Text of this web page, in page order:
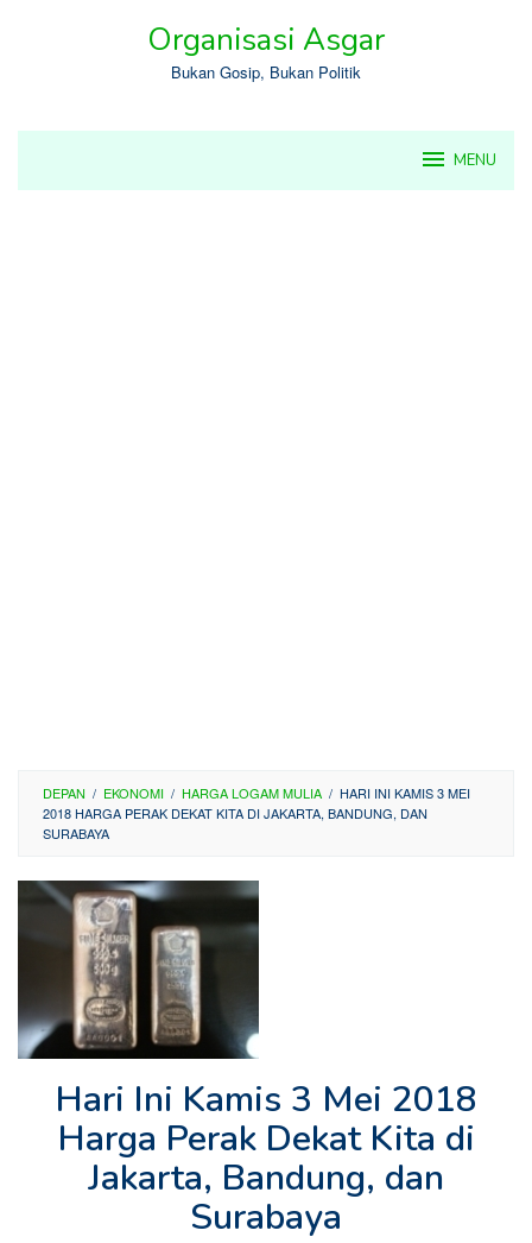
Organisasi Asgar
Bukan Gosip, Bukan Politik
MENU
DEPAN / EKONOMI / HARGA LOGAM MULIA / HARI INI KAMIS 3 MEI
2018 HARGA PERAK DEKAT KITA DI JAKARTA, BANDUNG, DAN
SURABAYA
Hari Ini Kamis 3 Mei 2018
Harga Perak Dekat Kita di
Jakarta, Bandung, dan
Surabaya